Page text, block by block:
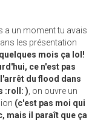
a un moment tu avais
les présentation
mois ça lol!
ce n'est pas
du flood dans
:roll: ) , on ouvre un
(c'est pas moi qui
mais il paraît que ça